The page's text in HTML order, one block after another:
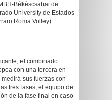
Békéscsabai de
University de Estados
Roma Volley).
el combinado
con una tercera en
sus fuerzas con
tres fases, el equipo de
de la fase final en caso